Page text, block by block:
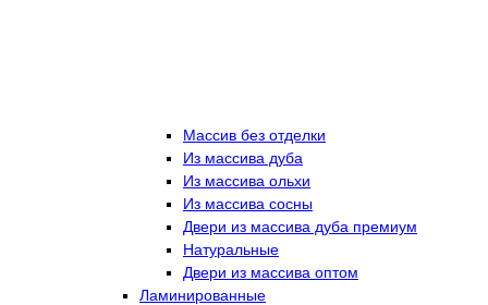
Массив без отделки
Из массива дуба
Из массива ольхи
Из массива сосны
Двери из массива дуба премиум
Натуральные
Двери из массива оптом
Ламинированные